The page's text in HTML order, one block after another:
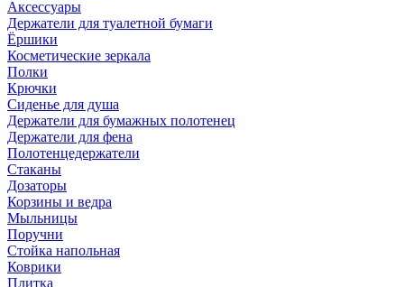
Аксессуары
Держатели для туалетной бумаги
Ёршики
Косметические зеркала
Полки
Крючки
Сиденье для душа
Держатели для бумажных полотенец
Держатели для фена
Полотенцедержатели
Стаканы
Дозаторы
Корзины и ведра
Мыльницы
Поручни
Стойка напольная
Коврики
Плитка